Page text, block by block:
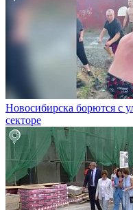
Новосибирска борются с
секторе